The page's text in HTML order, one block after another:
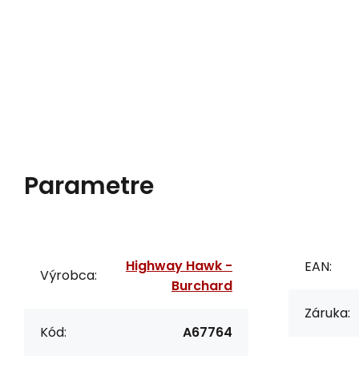
Parametre
Výrobca:
Highway Hawk -
Burchard
Kód: A67764
EAN:
Záruka: